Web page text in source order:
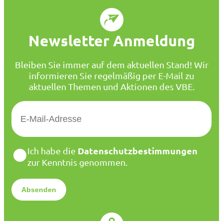
Newsletter Anmeldung
Bleiben Sie immer auf dem aktuellen Stand! Wir
informieren Sie regelmäßig per E-Mail zu
aktuellen Themen und Aktionen des VBE.
E
M
*
D
a
e
n
Ich habe die Datenschutzbestimmungen
zur Kenntnis genommen.